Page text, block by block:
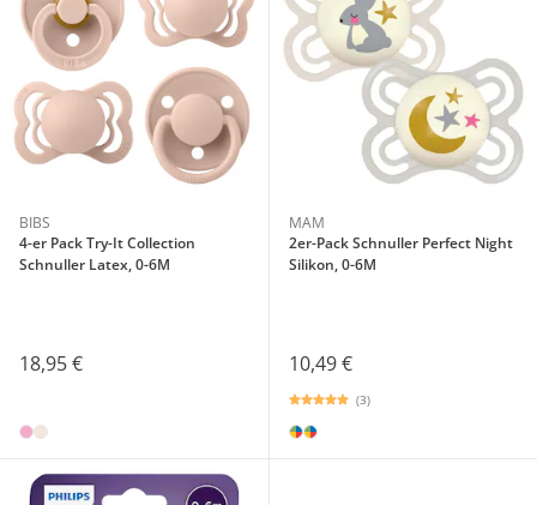
BIBS
4-er Pack Try-It Collection
Schnuller Latex, 0-6M
18,95 €
MAM
2er-Pack Schnuller Perfect Night
Silikon, 0-6M
10,49 €
(3)